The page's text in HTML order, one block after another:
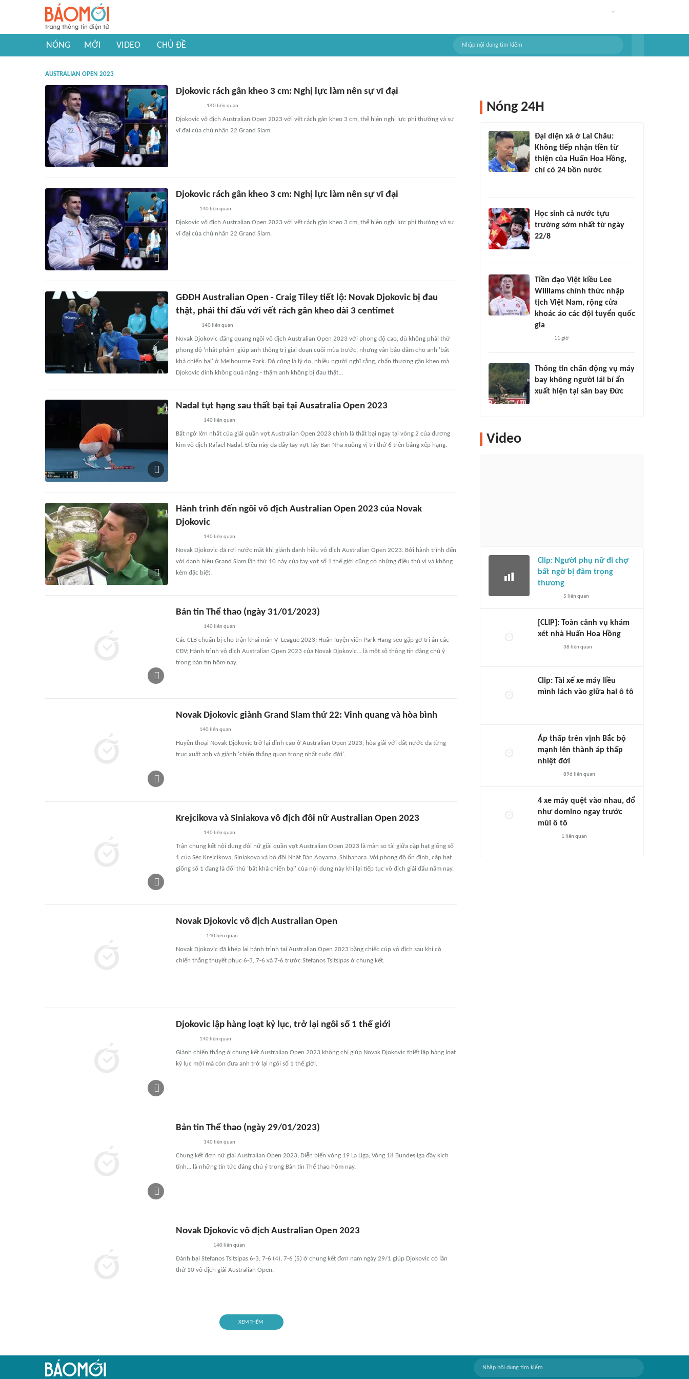
NÓNG MỚI VIDEO CHỦ ĐỀ
AUSTRALIAN OPEN 2023
Djokovic rách gân kheo 3 cm: Nghị lực làm nên sự vĩ đại
140 liên quan
Djokovic vô địch Australian Open 2023 với vết rách gân kheo 3 cm, thể hiện nghị lực phi thường và sự
vĩ đại của chủ nhân 22 Grand Slam.
Djokovic rách gân kheo 3 cm: Nghị lực làm nên sự vĩ đại
140liên quan
Djokovic vô địch Australian Open 2023 với vết rách gân kheo 3 cm, thể hiện nghị lực phi thường và sự
vĩ đại của chủ nhân 22 Grand Slam.
GĐĐH Australian Open - Craig Tiley tiết lộ: Novak Djokovic bị đau
thật, phải thi đấu với vết rách gân kheo dài 3 centimet
140 liên quan
Novak Djokovic đăng quang ngôi vô địch Australian Open 2023 với phong độ cao, dù không phải thứ
phong độ 'nhất phẩm' giúp anh thống trị giai đoạn cuối mùa trước, nhưng vẫn bảo đảm cho anh 'bất
khả chiến bại' ở Melbourne Park. Đó cũng là lý do, nhiều người nghĩ rằng, chấn thương gân kheo mà
Djokovic dính không quá nặng - thậm anh không bị đau thật...
Nadal tụt hạng sau thất bại tại Ausatralia Open 2023
140 liên quan
Bất ngờ lớn nhất của giải quần vợt Australian Open 2023 chính là thất bại ngay tại vòng 2 của đương
kim vô địch Rafael Nadal. Điều này đã đẩy tay vợt Tây Ban Nha xuống vị trí thứ 6 trên bảng xếp hạng.
Hành trình đến ngôi vô địch Australian Open 2023 của Novak
Djokovic
140 liên quan
Novak Djokovic đã rơi nước mắt khi giành danh hiệu vô địch Australian Open 2023. Bởi hành trình đến
với danh hiệu Grand Slam lần thứ 10 này của tay vợt số 1 thế giới cũng có những điều thú vị và không
kém đặc biệt.
Bản tin Thể thao (ngày 31/01/2023)
140 liên quan
Các CLB chuẩn bị cho trận khai màn V- League 2023; Huấn luyện viên Park Hang-seo gặp gỡ tri ân các
CĐV; Hành trình vô địch Australian Open 2023 của Novak Djokovic... là một số thông tin đáng chú ý
trong bản tin hôm nay.
Novak Djokovic giành Grand Slam thứ 22: Vinh quang và hòa bình
140liên quan
Huyền thoại Novak Djokovic trở lại đỉnh cao ở Australian Open 2023, hòa giải với đất nước đã từng
trục xuất anh và giành 'chiến thắng quan trọng nhất cuộc đời'.
Krejcikova và Siniakova vô địch đôi nữ Australian Open 2023
140 liên quan
Trận chung kết nội dung đôi nữ giải quần vợt Australian Open 2023 là màn so tài giữa cặp hạt giống số
1 của Séc Krejcikova, Siniakova và bộ đôi Nhật Bản Aoyama, Shibahara. Với phong độ ổn định, cặp hạt
giống số 1 đang là đối thủ 'bất khả chiến bại' của nội dung này khi lại tiếp tục vô địch giải đấu năm nay.
Novak Djokovic vô địch Australian Open
140 liên quan
Novak Djokovic đã khép lại hành trình tại Australian Open 2023 bằng chiếc cúp vô địch sau khi có
chiến thắng thuyết phục 6-3, 7-6 và 7-6 trước Stefanos Tsitsipas ở chung kết.
Djokovic lập hàng loạt kỷ lục, trở lại ngôi số 1 thế giới
140liên quan
Giành chiến thắng ở chung kết Australian Open 2023 không chỉ giúp Novak Djokovic thiết lập hàng loạt
kỷ lục mới mà còn đưa anh trở lại ngôi số 1 thế giới.
Bản tin Thể thao (ngày 29/01/2023)
140 liên quan
Chung kết đơn nữ giải Australian Open 2023; Diễn biến vòng 19 La Liga; Vòng 18 Bundesliga đầy kịch
tính... là những tin tức đáng chú ý trong Bản tin Thể thao hôm nay.
Novak Djokovic vô địch Australian Open 2023
140liên quan
Đánh bại Stefanos Tsitsipas 6-3, 7-6 (4), 7-6 (5) ở chung kết đơn nam ngày 29/1 giúp Djokovic có lần
thứ 10 vô địch giải Australian Open.
XEM THÊM
Nóng 24H
Đại diện xã ở Lai Châu:
Không tiếp nhận tiền từ
thiện của Huấn Hoa Hồng,
chỉ có 24 bồn nước
Học sinh cả nước tựu
trường sớm nhất từ ngày
22/8
Tiền đạo Việt kiều Lee
Williams chính thức nhập
tịch Việt Nam, rộng cửa
khoác áo các đội tuyển quốc
gia
11 giờ
Thông tin chấn động vụ máy
bay không người lái bí ẩn
xuất hiện tại sân bay Đức
Video
Clip: Người phụ nữ đi chợ
bất ngờ bị đâm trọng
thương
5 liên quan
[CLIP]: Toàn cảnh vụ khám
xét nhà Huấn Hoa Hồng
38 liên quan
Clip: Tài xế xe máy liều
mình lách vào giữa hai ô tô
Áp thấp trên vịnh Bắc bộ
mạnh lên thành áp thấp
nhiệt đới
896 liên quan
4 xe máy quệt vào nhau, đổ
như domino ngay trước
mũi ô tô
1 liên quan